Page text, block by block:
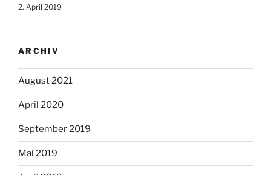
2. April 2019
ARCHIV
August 2021
April 2020
September 2019
Mai 2019